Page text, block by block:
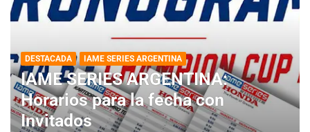
DESTACADA IAME SERIES ARGENTINA
IAME SERIES ARGENTINA:
Horarios para la fecha con
Invitados